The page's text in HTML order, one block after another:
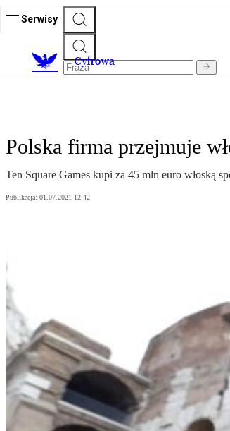
Serwisy
Cyfrowa
Polska firma przejmuje
Ten Square Games kupi za 45 mln euro włoską
Publikacja: 01.07.2021 12:42